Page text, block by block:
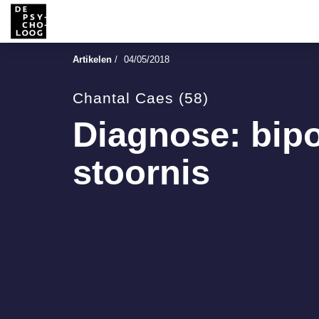
Artikelen / 04/05/2018
Chantal Caes (58)
Diagnose:
stoornis